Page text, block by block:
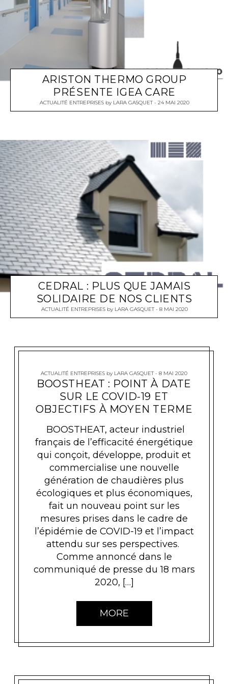
ARISTON THERMO GROUP
PRÉSENTE IGEA CARE
ACTUALITÉ ENTREPRISESby LARA GASQUET 24 MAI 2020
CEDRAL : PLUS QUE JAMAIS
SOLIDAIRE DE NOS CLIENTS
ACTUALITÉ ENTREPRISESby LARA GASQUET 8 MAI 2020
ACTUALITÉ ENTREPRISES by LARA GASQUET 8 MAI 2020
BOOSTHEAT : POINT À DATE
SUR LE COVID-19 ET
OBJECTIFS À MOYEN TERME
BOOSTHEAT, acteur industriel
français de l’efficacité énergétique
qui conçoit, développe, produit et
commercialise une nouvelle
génération de chaudières plus
écologiques et plus économiques,
fait un nouveau point sur les
mesures prises dans le cadre de
l’épidémie de COVID-19 et l’impact
attendu sur ses perspectives.
Comme annoncé dans le
communiqué de presse du 18 mars
2020, […]
MORE